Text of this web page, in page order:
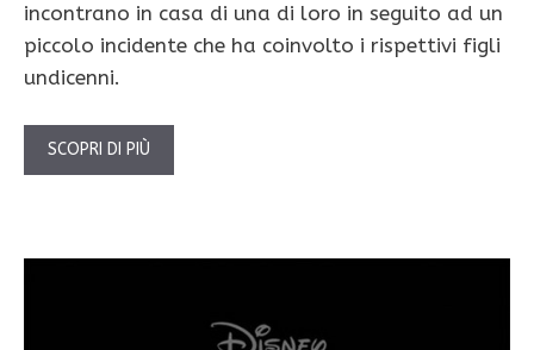
incontrano in casa di una di loro in seguito ad un
piccolo incidente che ha coinvolto i rispettivi figli
undicenni.
SCOPRI DI PIÙ